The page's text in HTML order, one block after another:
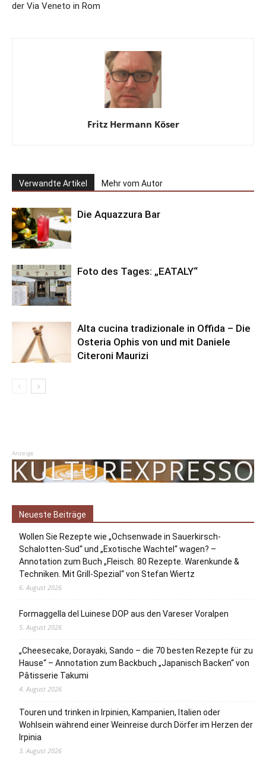
der Via Veneto in Rom
Fritz Hermann Köser
Verwandte Artikel Mehr vom Autor
Die Aquazzura Bar
Foto des Tages: „EATALY“
Alta cucina tradizionale in Offida – Die
Osteria Ophis von und mit Daniele
Citeroni Maurizi
Anzeige
Neueste Beiträge
Wollen Sie Rezepte wie „Ochsenwade in Sauerkirsch-
Schalotten-Sud“ und „Exotische Wachtel“ wagen? –
Annotation zum Buch „Fleisch. 80 Rezepte. Warenkunde &
Techniken. Mit Grill-Spezial“ von Stefan Wiertz
6. August 2026
Formaggella del Luinese DOP aus den Vareser Voralpen
5. August 2026
„Cheesecake, Dorayaki, Sando – die 70 besten Rezepte für zu
Hause“ – Annotation zum Backbuch „Japanisch Backen“ von
Pâtisserie Takumi
4. August 2026
Touren und trinken in Irpinien, Kampanien, Italien oder
Wohlsein während einer Weinreise durch Dörfer im Herzen der
Irpinia
3. August 2026